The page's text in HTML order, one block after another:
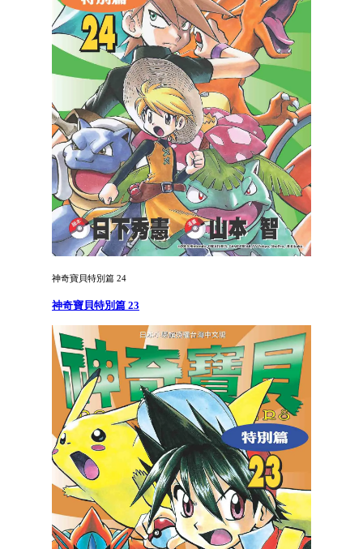
神奇寶貝特別篇 24
神奇寶貝特別篇 23